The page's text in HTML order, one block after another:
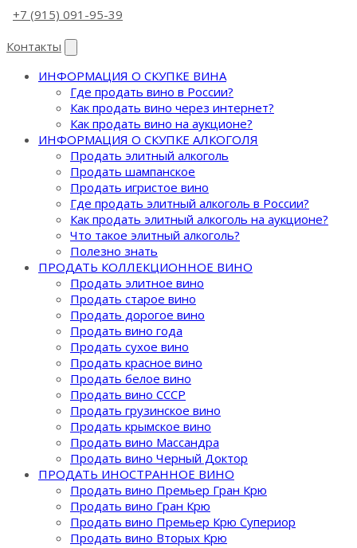
+7 (915) 091-95-39
Контакты
ИНФОРМАЦИЯ О СКУПКЕ ВИНА
Где продать вино в России?
Как продать вино через интернет?
Как продать вино на аукционе?
ИНФОРМАЦИЯ О СКУПКЕ АЛКОГОЛЯ
Продать элитный алкоголь
Продать шампанское
Продать игристое вино
Где продать элитный алкоголь в России?
Как продать элитный алкоголь на аукционе?
Что такое элитный алкоголь?
Полезно знать
ПРОДАТЬ КОЛЛЕКЦИОННОЕ ВИНО
Продать элитное вино
Продать старое вино
Продать дорогое вино
Продать вино года
Продать сухое вино
Продать красное вино
Продать белое вино
Продать вино СССР
Продать грузинское вино
Продать крымское вино
Продать вино Массандра
Продать вино Черный Доктор
ПРОДАТЬ ИНОСТРАННОЕ ВИНО
Продать вино Премьер Гран Крю
Продать вино Гран Крю
Продать вино Премьер Крю Супериор
Продать вино Вторых Крю